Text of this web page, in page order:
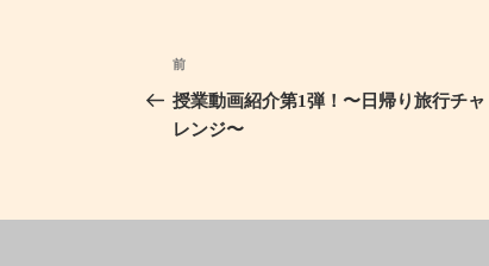
投
稿
ナ
過
去
の
前
授業動画紹介第1弾！〜日帰り旅行チャ
レンジ〜